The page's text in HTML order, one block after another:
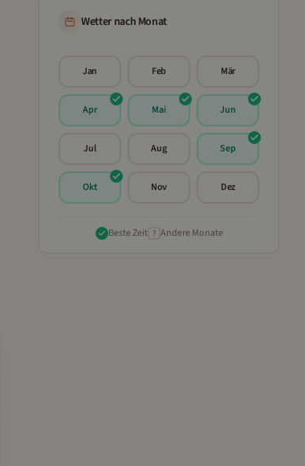
Wetter nach Monat
Jan Feb Mär
Apr Mai Jun
Jul Aug Sep
Okt Nov Dez
Beste Zeit ? Andere Monate